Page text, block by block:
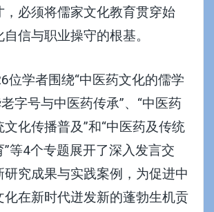
，必须将儒家文化教育贯穿始
信与职业操守的根基。
位学者围绕“中医药文化的儒学
字号与中医药传承”、“中医药
化传播普及”和“中医药及传统
等4个专题展开了深入发言交
究成果与实践案例，为促进中
化在新时代迸发新的蓬勃生机贡